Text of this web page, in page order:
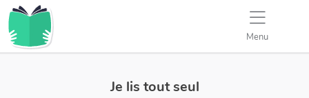
Menu
Je lis tout seul